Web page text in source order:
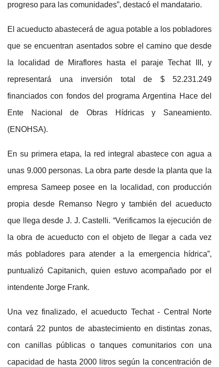
progreso para las comunidades”, destacó el mandatario.
El acueducto abastecerá de agua potable a los pobladores
que se encuentran asentados sobre el camino que desde
la localidad de Miraflores hasta el paraje Techat III, y
representará una inversión total de $ 52.231.249
financiados con fondos del programa Argentina Hace del
Ente Nacional de Obras Hídricas y Saneamiento.
(ENOHSA).
En su primera etapa, la red integral abastece con agua a
unas 9.000 personas. La obra parte desde la planta que la
empresa Sameep posee en la localidad, con producción
propia desde Remanso Negro y también del acueducto
que llega desde J. J. Castelli. “Verificamos la ejecución de
la obra de acueducto con el objeto de llegar a cada vez
más pobladores para atender a la emergencia hídrica”,
puntualizó Capitanich, quien estuvo acompañado por el
intendente Jorge Frank.
Una vez finalizado, el acueducto Techat - Central Norte
contará 22 puntos de abastecimiento en distintas zonas,
con canillas públicas o tanques comunitarios con una
capacidad de hasta 2000 litros según la concentración de